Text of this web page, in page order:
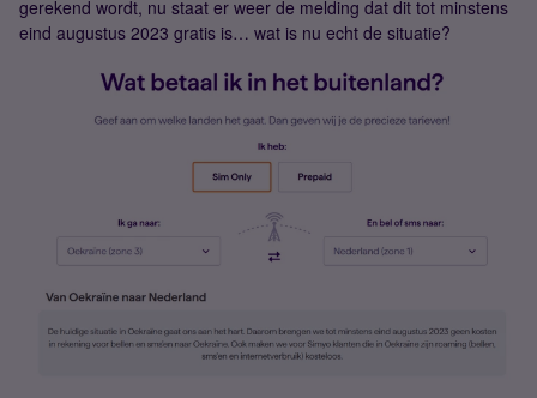
gerekend wordt, nu staat er weer de melding dat dit tot minstens
eind augustus 2023 gratis is… wat is nu echt de situatie?